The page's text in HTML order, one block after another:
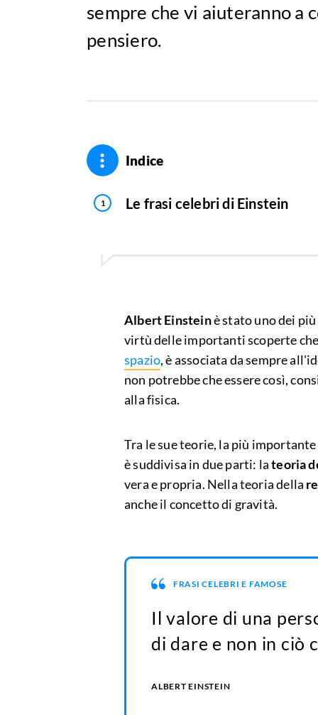
sempre che vi aiuteranno a
pensiero.
Indice
Le frasi celebri di Einstein
Albert Einsteinè stato uno dei più
virtù delle importanti scoperte
spazio, è associata da sempre
non potrebbe che essere così,
alla fisica.
Tra le sue teorie, la più
è suddivisa in due parti: lateoria
vera e propria. Nella teoria della
anche il concetto di gravità.
FRASI CELEBRI E FAMOSE
Il valore di una
di dare e non in ciò
ALBERT EINSTEIN